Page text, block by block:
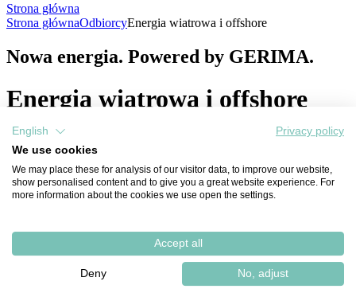
Strona główna
Strona głównaOdbiorcyEnergia wiatrowa i offshore
Nowa energia. Powered by GERIMA.
Energia wiatrowa i offshore
Firmy produkujące turbiny wiatrowe czerpią podwójne korzyści z
maszyn GERIMA.
W tym przypadku wszystko kręci się wokół perfekcyjnych
krawędzi: Maszyny GERIMA zapewniają uzyskanie ochrony
Niezależnie od tego, czy chodzi o odporność na warunki
atmosferyczne, czy ochronę przed słoną wodą. - Maszyny
GERIMA pomogą Ci w realizacji następujących czynności:
English
Privacy policy
We use cookies
We may place these for analysis of our visitor data, to improve our website,
show personalised content and to give you a great website experience. For
more information about the cookies we use open the settings.
Accept all
Deny No, adjust